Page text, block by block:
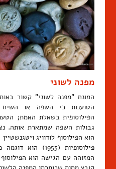
מפנה לשוני
המונח "מפנה לשוני" קשור
הטוענות כי השפה או
הפילוסופית בשאלת האמת;
גבולות השפה שמתארת אותה.
פילוסופיות